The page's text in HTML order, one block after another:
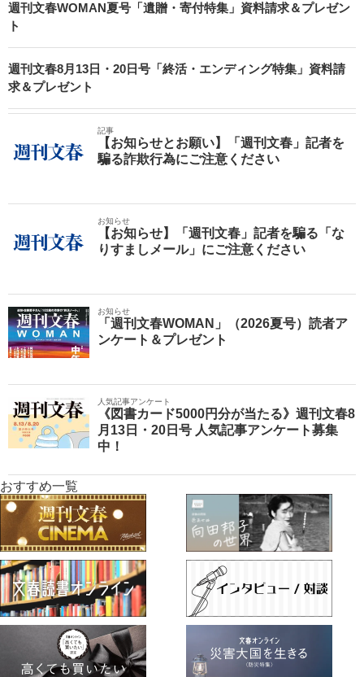
週刊文春WOMAN夏号「遺贈・寄付特集」資料請求＆プレゼン
ト
週刊文春8月13日・20日号「終活・エンディング特集」資料請
求＆プレゼント
記事
【お知らせとお願い】「週刊文春」記者を
騙る詐欺行為にご注意ください
お知らせ
【お知らせ】「週刊文春」記者を騙る「な
りすましメール」にご注意ください
お知らせ
「週刊文春WOMAN」（2026夏号）読者ア
ンケート＆プレゼント
人気記事アンケート
《図書カード5000円分が当たる》週刊文春8
月13日・20日号 人気記事アンケート募集
中！
おすすめ一覧